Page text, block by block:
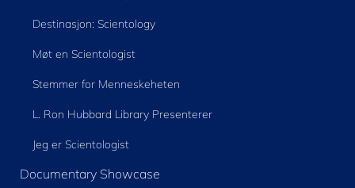
Destinasjon: Scientology
Møt en Scientologist
Stemmer for Menneskeheten
L. Ron Hubbard Library Presenterer
Jeg er Scientologist
Documentary Showcase